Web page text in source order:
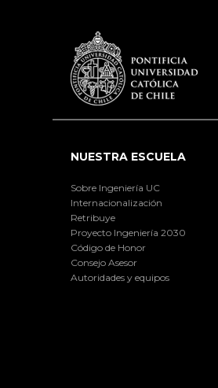
NUESTRA ESCUELA
Sobre Ingeniería UC
Internacionalización
Retribuye
Proyecto Ingeniería 2030
Código de Honor
Consejo Asesor
Autoridades y equipos